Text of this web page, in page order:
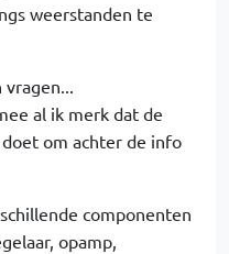
weerstanden te
al ik merk dat de
om achter de info
componenten
opamp,